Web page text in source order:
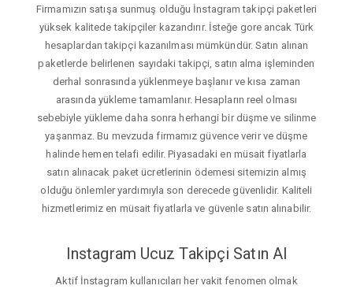
Firmamızın satışa sunmuş olduğu İnstagram takipçi paketleri
yüksek kalitede takipçiler kazandırır. İsteğe gore ancak Türk
hesaplardan takipçi kazanılması mümkündür. Satın alınan
paketlerde belirlenen sayıdaki takipçi, satın alma işleminden
derhal sonrasında yüklenmeye başlanır ve kısa zaman
arasında yükleme tamamlanır. Hesapların reel olması
sebebiyle yükleme daha sonra herhangi bir düşme ve silinme
yaşanmaz. Bu mevzuda firmamız güvence verir ve düşme
halinde hemen telafi edilir. Piyasadaki en müsait fiyatlarla
satın alınacak paket ücretlerinin ödemesi sitemizin almış
olduğu önlemler yardımıyla son derecede güvenlidir. Kaliteli
hizmetlerimiz en müsait fiyatlarla ve güvenle satın alınabilir.
Instagram Ucuz Takipçi Satın Al
Aktif İnstagram kullanıcıları her vakit fenomen olmak